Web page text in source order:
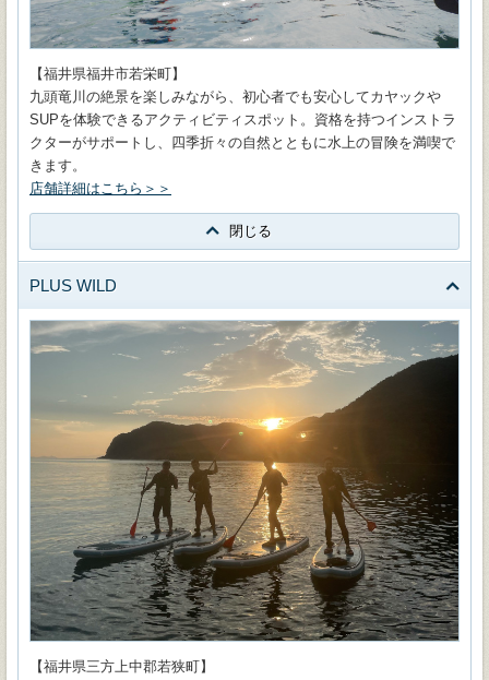
【福井県福井市若栄町】
九頭竜川の絶景を楽しみながら、初心者でも安心してカヤックや
SUPを体験できるアクティビティスポット。資格を持つインストラ
クターがサポートし、四季折々の自然とともに水上の冒険を満喫で
きます。
店舗詳細はこちら＞＞
閉じる
PLUS WILD
【福井県三方上中郡若狭町】